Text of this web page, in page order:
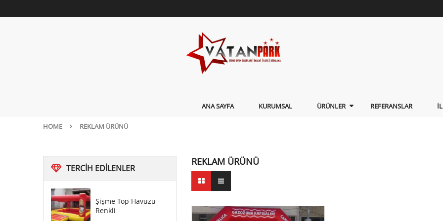
ANA SAYFA KURUMSAL ÜRÜNLER REFERANSLAR
HOME REKLAM ÜRÜNÜ
TERCIH EDILENLER
Şişme Top Havuzu
Renkli
REKLAM ÜRÜNÜ